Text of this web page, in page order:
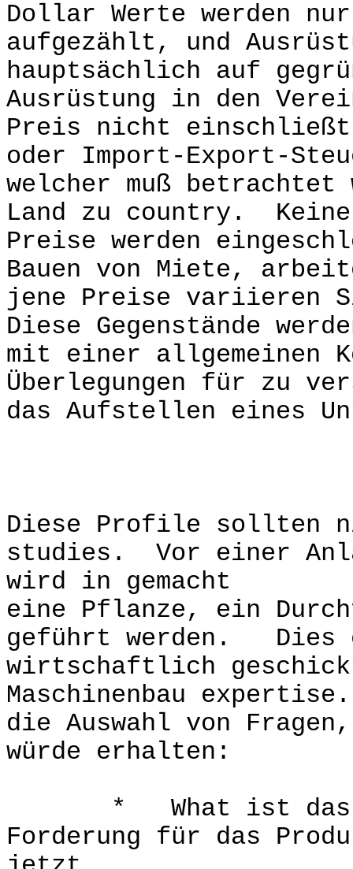
Dollar Werte werden
aufgezählt, und
hauptsächlich auf
Ausrüstung in den
Preis nicht
oder Import-Export-
welcher muß betrachtet
Land zu country.
Preise werden
Bauen von Miete,
jene Preise variieren
Diese Gegenstände
mit einer allgemeinen
Überlegungen für zu
das Aufstellen eines
Diese Profile sollten
studies. Vor einer
wird in gemacht
eine Pflanze, ein
geführt werden.
wirtschaftlich
Maschinenbau
die Auswahl von
würde erhalten:
* What ist das
Forderung für das